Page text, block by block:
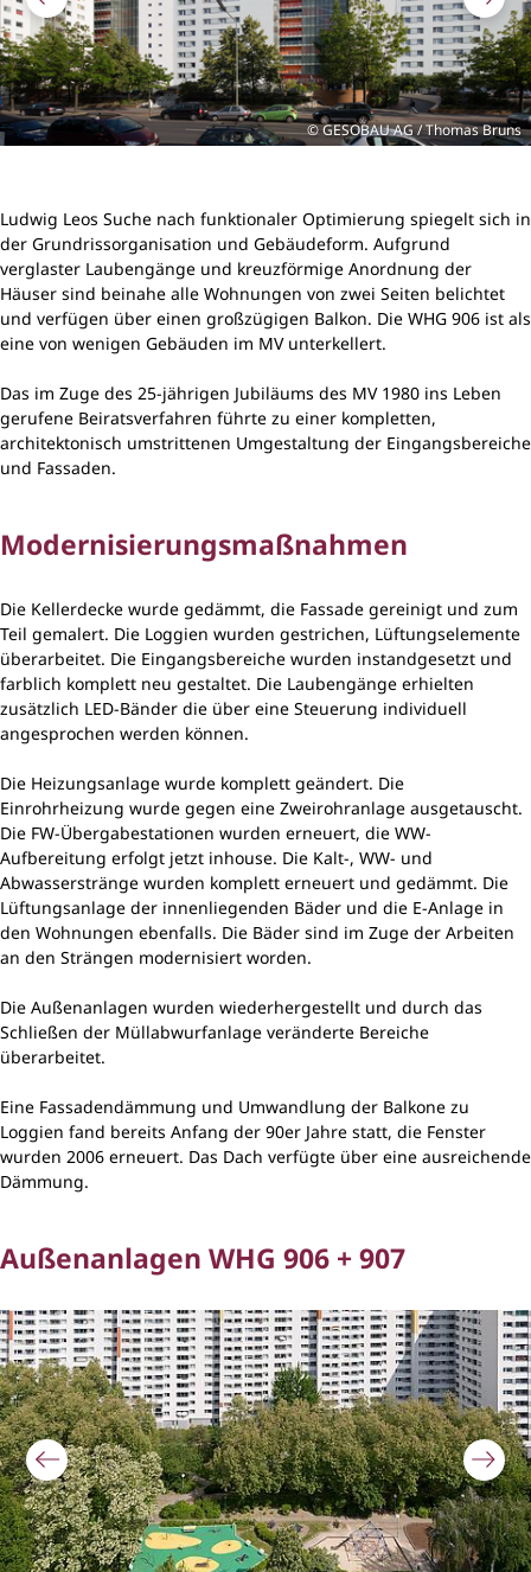
GESOBAU AG / Thomas Bruns
Ludwig Leos Suche nach funktionaler Optimierung spiegelt sich in
der Grundrissorganisation und Gebäudeform. Aufgrund
verglaster Laubengänge und kreuzförmige Anordnung der
Häuser sind beinahe alle Wohnungen von zwei Seiten belichtet
und verfügen über einen großzügigen Balkon. Die WHG 906 ist als
eine von wenigen Gebäuden im MV unterkellert.
Das im Zuge des 25-jährigen Jubiläums des MV 1980 ins Leben
gerufene Beiratsverfahren führte zu einer kompletten,
architektonisch umstrittenen Umgestaltung der Eingangsbereiche
und Fassaden.
Modernisierungsmaßnahmen
Die Kellerdecke wurde gedämmt, die Fassade gereinigt und zum
Teil gemalert. Die Loggien wurden gestrichen, Lüftungselemente
überarbeitet. Die Eingangsbereiche wurden instandgesetzt und
farblich komplett neu gestaltet. Die Laubengänge erhielten
zusätzlich LED-Bänder die über eine Steuerung individuell
angesprochen werden können.
Die Heizungsanlage wurde komplett geändert. Die
Einrohrheizung wurde gegen eine Zweirohranlage ausgetauscht.
Die FW-Übergabestationen wurden erneuert, die WW-
Aufbereitung erfolgt jetzt inhouse. Die Kalt-, WW- und
Abwasserstränge wurden komplett erneuert und gedämmt. Die
Lüftungsanlage der innenliegenden Bäder und die E-Anlage in
den Wohnungen ebenfalls. Die Bäder sind im Zuge der Arbeiten
an den Strängen modernisiert worden.
Die Außenanlagen wurden wiederhergestellt und durch das
Schließen der Müllabwurfanlage veränderte Bereiche
überarbeitet.
Eine Fassadendämmung und Umwandlung der Balkone zu
Loggien fand bereits Anfang der 90er Jahre statt, die Fenster
wurden 2006 erneuert. Das Dach verfügte über eine ausreichende
Dämmung.
Außenanlagen WHG 906 + 907
Bildergalerie überspringen